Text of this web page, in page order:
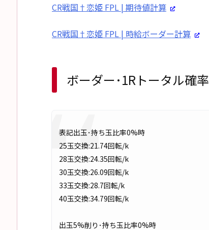
CR戦国†恋姫 FPL | 期待値計算
CR戦国†恋姫 FPL | 時給ボーダー計算
ボーダー･1Rトータル確率
表記出玉･持ち玉比率0%時
25玉交換:21.74回転/k
28玉交換:24.35回転/k
30玉交換:26.09回転/k
33玉交換:28.7回転/k
40玉交換:34.79回転/k
出玉5%削り･持ち玉比率0%時